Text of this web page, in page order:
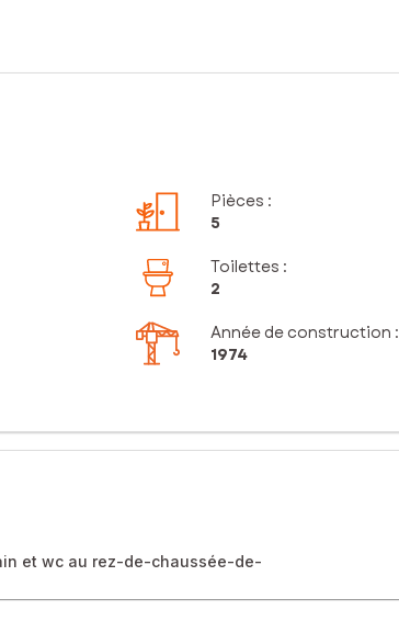
Pièces :
5
Toilettes :
2
Année de construction :
1974
et wc au rez-de-chaussée-de-